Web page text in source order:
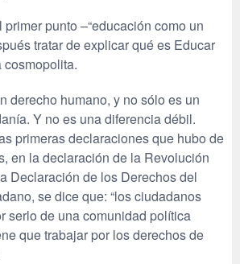
punto –“educación como un
tratar de explicar qué es Educar
derecho humano, y no sólo es un
Y no es una diferencia débil.
primeras declaraciones que hubo de
en la declaración de la Revolución
Declaración de los Derechos del
se dice que: “los ciudadanos
serlo de una comunidad política
que trabajar por los derechos de